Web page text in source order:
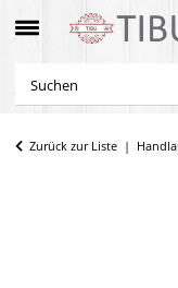
Zurück zur Liste